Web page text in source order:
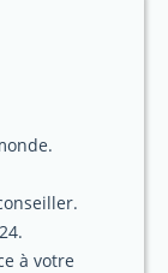
à votre